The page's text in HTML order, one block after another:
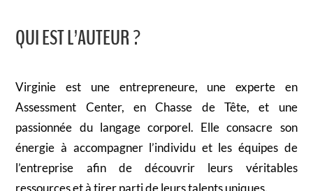
QUI EST L’AUTEUR ?
Virginie est une entrepreneure, une experte en
Assessment Center, en Chasse de Tête, et une
passionnée du langage corporel. Elle consacre son
énergie à accompagner l’individu et les équipes de
l’entreprise afin de découvrir leurs véritables
ressources et à tirer parti de leurs talents uniques.